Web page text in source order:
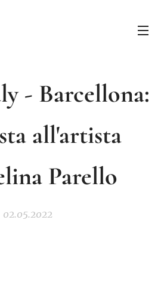
- Barcellona:
all'artista
Parello
02.05.2022